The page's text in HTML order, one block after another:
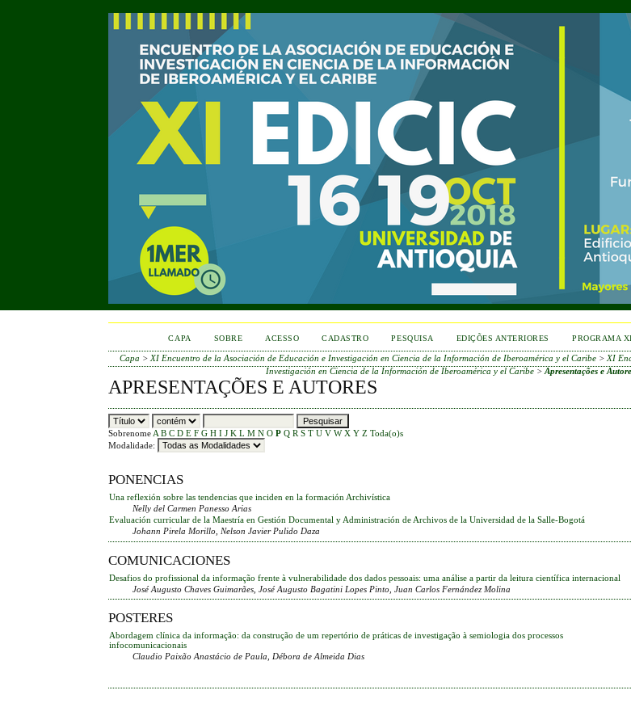
CAPA SOBRE ACESSO CADASTRO PESQUISA EDIÇÕES ANTERIORES PROGRAMA
Capa > XI Encuentro de la Asociación de Educación e Investigación en Ciencia de la Información de Iberoamérica y el Caribe> XI
Investigación en Ciencia de la Información de Iberoamérica y el Caribe >Apresentações e
APRESENTAÇÕES E AUTORES
Sobrenome A B C D E F G H I J K L M N O P Q R S T U V W X Y Z Toda(o)s
Modalidade:
PONENCIAS
Una reflexión sobre las tendencias que inciden en la formación Archivística
Nelly del Carmen Panesso Arias
Evaluación curricular de la Maestría en Gestión Documental y Administración de Archivos de la Universidad de la Salle-Bogotá
Johann Pirela Morillo, Nelson Javier Pulido Daza
COMUNICACIONES
Desafios do profissional da informação frente à vulnerabilidade dos dados pessoais: uma análise a partir da leitura científica internacional
José Augusto Chaves Guimarães, José Augusto Bagatini Lopes Pinto, Juan Carlos Fernández Molina
POSTERES
Abordagem clínica da informação: da construção de um repertório de práticas de investigação à semiologia dos processos
infocomunicacionais
Claudio Paixão Anastácio de Paula, Débora de Almeida Dias